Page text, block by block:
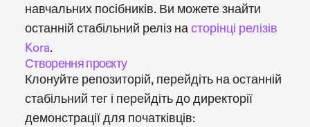
навчальних посібників. Ви можете знайти
останній стабільний реліз насторінці релізів
Kora.
Створення проєкту
Клонуйте репозиторій, перейдіть на останній
стабільний тег і перейдіть до директорії
демонстрації для початківців: